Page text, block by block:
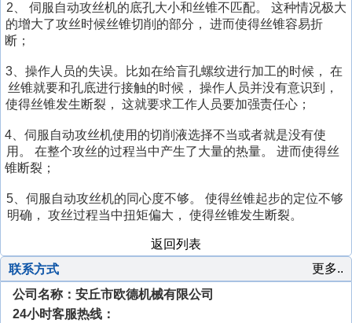
丝
机
丝
机
控
攻
牙
区
全
自
攻
丝
机
电
动
攻
机
伺
服
攻
机
2、
胶
南
市
纹
机
伺服自动攻丝机的底孔大小和丝锥不匹配。
乐
山
市
向
攻
丝
这种情况极大
的增大了攻丝时候丝锥切削的部分，
成
武
触
摸
屏
牙
机
进而使得丝锥容易折
断；
3、操作人员的失误。比如在给盲孔螺纹进行加工的时候，
利
津
县
动
攻
牙
在
丝锥就要和孔底进行接触的时候，
荆
州
攻
牙
机
乌
兰
布
打
丝
怒
江
数
控
攻
机
操作人员并没有意识到，
恩
施
斜
式
攻
机
使得丝锥发生断裂，
汶
县
数
控
丝
机
这就要求工作人员要加强责任心；
4、伺服自动攻丝机使用的切削液选择不当或者就是没有使
用。
焦
作
液
压
机
在整个攻丝的过程当中产生了大量的热量。
芝
罘
液
压
机
进而使得丝
锥断裂；
5、伺服自动攻丝机的同心度不够。
抚
州
向
攻
丝
机
莱
芜
动
式
攻
牙
使得丝锥起步的定位不够
明确，
福
攻
丝
机
攻丝过程当中扭矩偏大，
宁
旋
臂
式
攻
莒
车
丝
机
使得丝锥发生断裂。
返回列表
更多..
联系方式
公司名称：安丘市欧德机械有限公司
24小时客服热线：